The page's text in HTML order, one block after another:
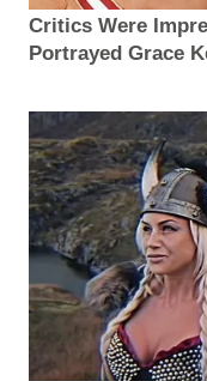
Critics Were
Portrayed Grace